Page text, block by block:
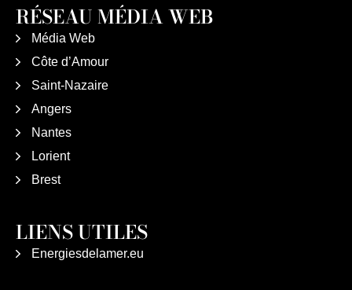
RÉSEAU MÉDIA WEB
Média Web
Côte d’Amour
Saint-Nazaire
Angers
Nantes
Lorient
Brest
LIENS UTILES
Energiesdelamer.eu